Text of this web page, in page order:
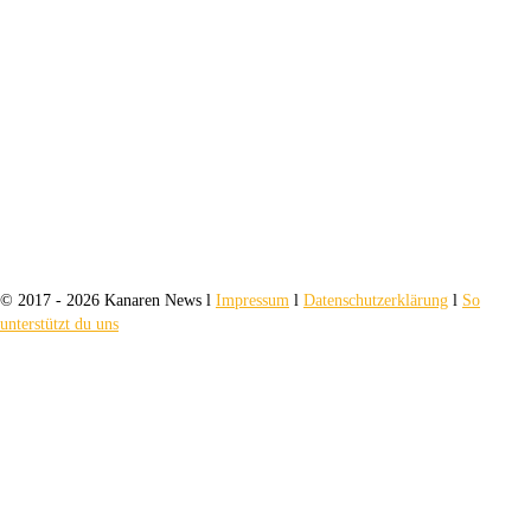
© 2017 - 2026 Kanaren News l Impressum l Datenschutzerklärung l So
unterstützt du uns